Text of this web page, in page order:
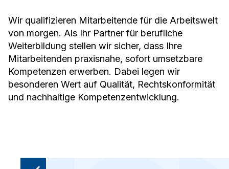
Wir qualifizieren Mitarbeitende für die Arbeitswelt
von morgen. Als Ihr Partner für berufliche
Weiterbildung stellen wir sicher, dass Ihre
Mitarbeitenden praxisnahe, sofort umsetzbare
Kompetenzen erwerben. Dabei legen wir
besonderen Wert auf Qualität, Rechtskonformität
und nachhaltige Kompetenzentwicklung.